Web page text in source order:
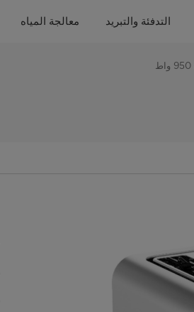
التدفئة والتبريد معالجة المياه